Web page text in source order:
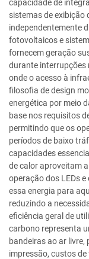
capacidade de
sistemas de exibição
independentemente
fotovoltaicos e
fornecem geração
durante interrupções
onde o acesso à
filosofia de design
energética por meio
base nos requisitos
permitindo que os
períodos de baixo
capacidades
de calor aproveitam
operação dos LEDs
essa energia para
reduzindo a
eficiência geral de
carbono representa
bandeiras ao ar livre,
impressão, custos